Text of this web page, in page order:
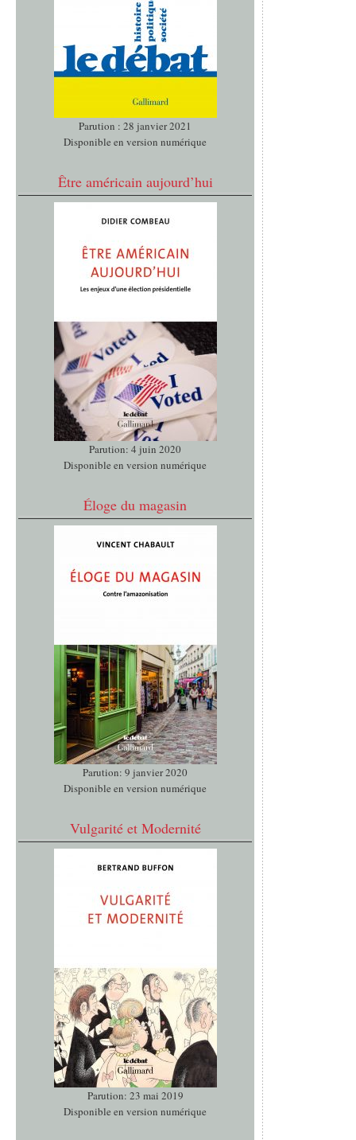
Parution : 28 janvier 2021
Disponible en version numérique
Être américain aujourd’hui
Parution: 4 juin 2020
Disponible en version numérique
Éloge du magasin
Parution: 9 janvier 2020
Disponible en version numérique
Vulgarité et Modernité
Parution: 23 mai 2019
Disponible en version numérique